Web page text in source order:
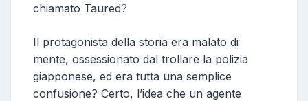
chiamato Taured?
Il protagonista della storia era malato di
mente, ossessionato dal trollare la polizia
giapponese, ed era tutta una semplice
confusione? Certo, l’idea che un agente